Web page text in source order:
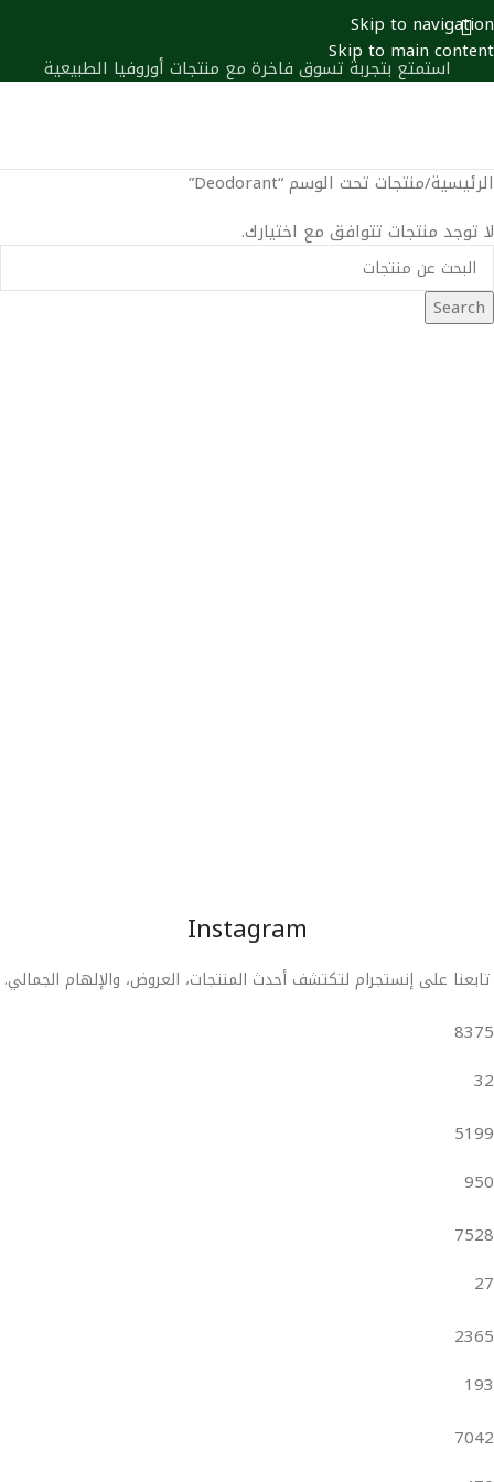
Skip to navigation
Skip to main content
استمتع بتجربة تسوق فاخرة مع منتجات أوروفيا الطبيعية
الرئيسية منتجات تحت الوسم “Deodorant”
لا توجد منتجات تتوافق مع اختيارك.
Search
Instagram
تابعنا على إنستجرام لتكتشف أحدث المنتجات، العروض، والإلهام الجمالي.
8375
32
5199
950
7528
27
2365
193
7042